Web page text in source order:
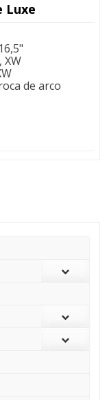
Luxe
16,5"
XW
de arco